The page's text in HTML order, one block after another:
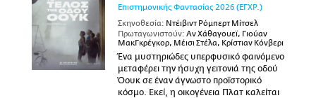
Επιστημονικής Φαντασίας 2026 (ΕΓΧΡ.)
Σκηνοθεσία: Ντέιβιντ Ρόμπερτ Μίτσελ
Πρωταγωνιστούν: Αν Χάθαγουεϊ, Γιούαν
ΜακΓκρέγκορ, Μέισι Στέλα, Κρίστιαν Κόνβερι
Ένα μυστηριώδες υπερφυσικό φαινόμενο
μεταφέρει την ήσυχη γειτονιά της οδού
Όουκ σε έναν άγνωστο προϊστορικό
κόσμο. Εκεί, η οικογένεια Πλατ καλείται